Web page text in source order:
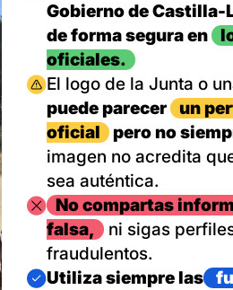
Gobierno de Castilla-
de forma segura en
oficiales.
Imagen
El logo de la Junta o
puede parecer
un
oficial
pero no
imagen no acredita
sea auténtica.
ImagenNo compartas
falsa,
ni sigas
fraudulentos.
Imagen
Utiliza siempre las